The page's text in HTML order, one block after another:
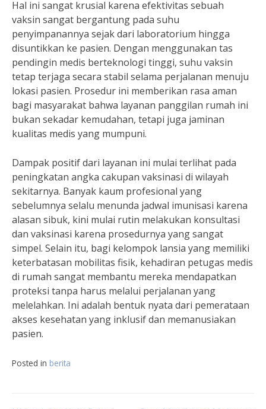
Hal ini sangat krusial karena efektivitas sebuah
vaksin sangat bergantung pada suhu
penyimpanannya sejak dari laboratorium hingga
disuntikkan ke pasien. Dengan menggunakan tas
pendingin medis berteknologi tinggi, suhu vaksin
tetap terjaga secara stabil selama perjalanan menuju
lokasi pasien. Prosedur ini memberikan rasa aman
bagi masyarakat bahwa layanan panggilan rumah ini
bukan sekadar kemudahan, tetapi juga jaminan
kualitas medis yang mumpuni.
Dampak positif dari layanan ini mulai terlihat pada
peningkatan angka cakupan vaksinasi di wilayah
sekitarnya. Banyak kaum profesional yang
sebelumnya selalu menunda jadwal imunisasi karena
alasan sibuk, kini mulai rutin melakukan konsultasi
dan vaksinasi karena prosedurnya yang sangat
simpel. Selain itu, bagi kelompok lansia yang memiliki
keterbatasan mobilitas fisik, kehadiran petugas medis
di rumah sangat membantu mereka mendapatkan
proteksi tanpa harus melalui perjalanan yang
melelahkan. Ini adalah bentuk nyata dari pemerataan
akses kesehatan yang inklusif dan memanusiakan
pasien.
Posted in berita